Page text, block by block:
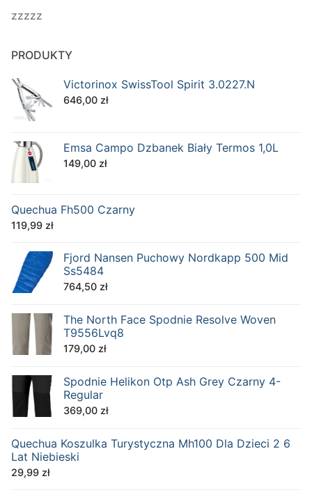
zzzzz
PRODUKTY
Victorinox SwissTool Spirit 3.0227.N
646,00 zł
Emsa Campo Dzbanek Biały Termos 1,0L
149,00 zł
Quechua Fh500 Czarny
119,99 zł
Fjord Nansen Puchowy Nordkapp 500 Mid
Ss5484
764,50 zł
The North Face Spodnie Resolve Woven
T9556Lvq8
179,00 zł
Spodnie Helikon Otp Ash Grey Czarny 4-
Regular
369,00 zł
Quechua Koszulka Turystyczna Mh100 Dla Dzieci 2 6
Lat Niebieski
29,99 zł